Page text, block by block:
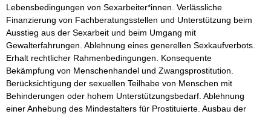
Lebensbedingungen von Sexarbeiter*innen. Verlässliche
Finanzierung von Fachberatungsstellen und Unterstützung beim
Ausstieg aus der Sexarbeit und beim Umgang mit
Gewalterfahrungen. Ablehnung eines generellen Sexkaufverbots.
Erhalt rechtlicher Rahmenbedingungen. Konsequente
Bekämpfung von Menschenhandel und Zwangsprostitution.
Berücksichtigung der sexuellen Teilhabe von Menschen mit
Behinderungen oder hohem Unterstützungsbedarf. Ablehnung
einer Anhebung des Mindestalters für Prostituierte. Ausbau der